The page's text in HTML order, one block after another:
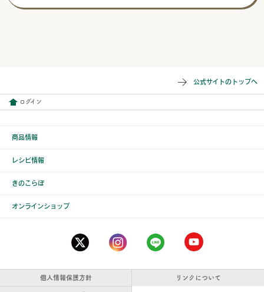
公式サイトのトップへ
ログイン
商品情報
レシピ情報
きのこらぼ
オンラインショップ
個人情報保護方針 リンクについて